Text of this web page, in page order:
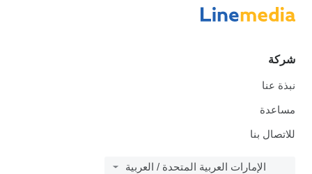
شركة
نبذة عنا
مساعدة
للاتصال بنا
الإمارات العربية المتحدة / العربية